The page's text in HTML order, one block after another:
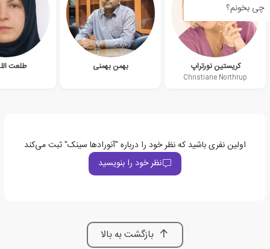
چی بخونم؟
کریستین نورتراپ
Christiane Northrup
بهمن بهمنی طلعت
اولین نفری باشید که نظر خود را درباره "آنورادها سینک" ثبت می‌کند
نظر خود را بنویسید
بازگشت به بالا